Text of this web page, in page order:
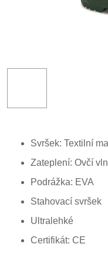
Svršek: Textilní
Zateplení: Ovčí
Podrážka: EVA
Stahovací svršek
Ultralehké
Certifikát: CE